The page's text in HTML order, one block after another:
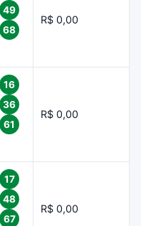
49
68
R$ 0,00
16
36
61
R$ 0,00
17
48
67
R$ 0,00